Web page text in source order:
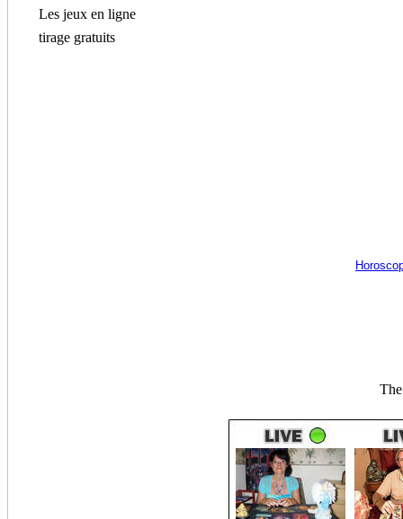
Les jeux en ligne
tirage gratuits